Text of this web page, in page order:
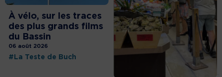
À vélo, sur les traces
des plus grands films
du Bassin
06 août 2026
#La Teste de Buch